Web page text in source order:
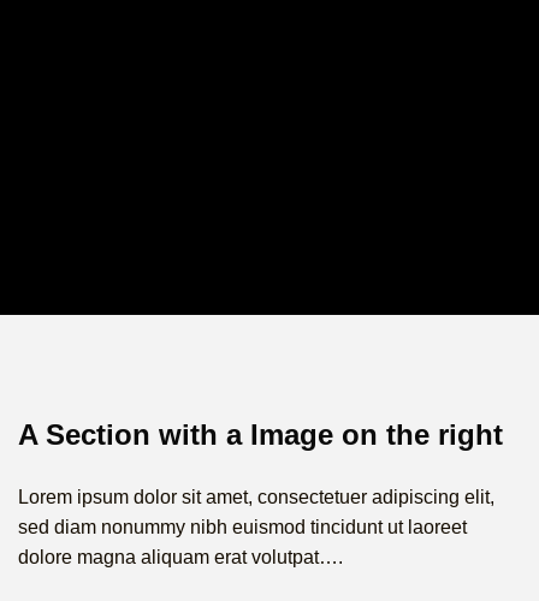
A Section with a Image on the right
Lorem ipsum dolor sit amet, consectetuer adipiscing elit,
sed diam nonummy nibh euismod tincidunt ut laoreet
dolore magna aliquam erat volutpat….